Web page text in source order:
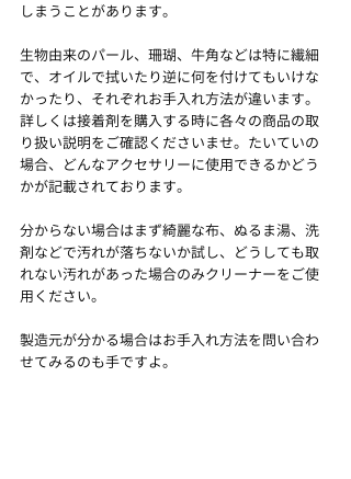
しまうことがあります。
生物由来のパール、珊瑚、牛角などは特に繊細
で、オイルで拭いたり逆に何を付けてもいけな
かったり、それぞれお手入れ方法が違います。
詳しくは接着剤を購入する時に各々の商品の取
り扱い説明をご確認くださいませ。たいていの
場合、どんなアクセサリーに使用できるかどう
かが記載されております。
分からない場合はまず綺麗な布、ぬるま湯、洗
剤などで汚れが落ちないか試し、どうしても取
れない汚れがあった場合のみクリーナーをご使
用ください。
製造元が分かる場合はお手入れ方法を問い合わ
せてみるのも手ですよ。